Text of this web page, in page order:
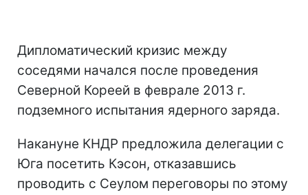
Дипломатический кризис между
соседями начался после проведения
Северной Кореей в феврале 2013 г.
подземного испытания ядерного заряда.
Накануне КНДР предложила делегации с
Юга посетить Кэсон, отказавшись
проводить с Сеулом переговоры по этому